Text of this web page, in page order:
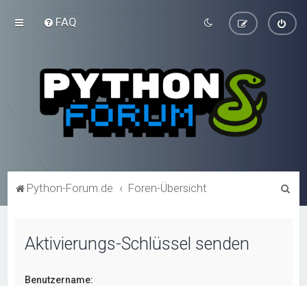
FAQ
Python-Forum.de Foren-Übersicht
Aktivierungs-Schlüssel senden
Benutzername: